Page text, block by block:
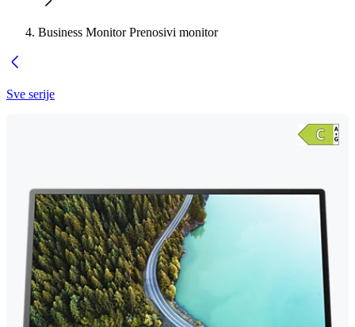
Business Monitor Prenosivi monitor
Sve serije